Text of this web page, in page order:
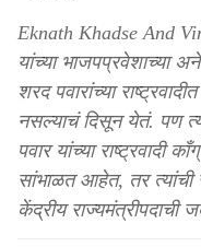
Eknath Khadse And
यांच्या भाजपप्रवेशाच्या
शरद पवारांच्या
नसल्याचं दिसून येतं. पण
पवार यांच्या राष्ट्रवादी
सांभाळत आहेत, तर त्यांची
केंद्रीय राज्यमंत्रीपदाची